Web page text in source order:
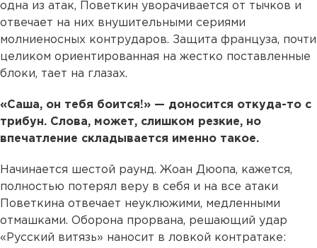
одна из атак, Поветкин уворачивается от тычков и
отвечает на них внушительными сериями
молниеносных контрударов. Защита француза, почти
целиком ориентированная на жестко поставленные
блоки, тает на глазах.
«Саша, он тебя боится!» — доносится откуда-то с
трибун. Слова, может, слишком резкие, но
впечатление складывается именно такое.
Начинается шестой раунд. Жоан Дюопа, кажется,
полностью потерял веру в себя и на все атаки
Поветкина отвечает неуклюжими, медленными
отмашками. Оборона прорвана, решающий удар
«Русский витязь» наносит в ловкой контратаке: